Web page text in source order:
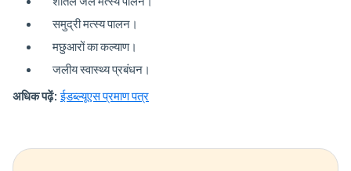
समुद्री मत्स्य पालन।
मछुआरों का कल्याण।
जलीय स्वास्थ्य प्रबंधन।
अधिक पढ़ें: ईडब्ल्यूएस प्रमाण पत्र